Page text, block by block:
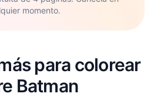
momento.
para colorear
Batman